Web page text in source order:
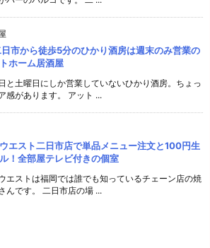
市から徒歩5分のひかり酒房は週末のみ営業の
ホーム居酒屋
と土曜日にしか営業していないひかり酒房。ちょっ
感があります。 アット ...
エスト二日市店で単品メニュー注文と100円生
！全部屋テレビ付きの個室
エストは福岡では誰でも知っているチェーン店の焼
んです。 二日市店の場 ...